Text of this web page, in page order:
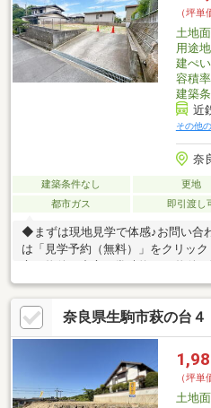
任の住宅ローンアドバイザーがお
ご紹介します！
（坪単
土地
用途
建ぺ
容積率
建築
近
その他
奈
建築条件なし 更地
都市ガス
即引渡し
◆まずは現地見学で体感♪お問い
は「見学予約（無料）」をクリッ
ーネット未公開物件も多数！生駒
社へお問合せ下さい♪◆お住替えの
は1社完結でお住替えをサポート。
に☆ ◆住宅ローンのご相談もお任せ下さい！お勤め先や勤続年
数、ご年収等により、借り入れ可
任の住宅ローンアドバイザーがお
ご紹介します！
奈良県生駒市萩の台４
（坪単
土地